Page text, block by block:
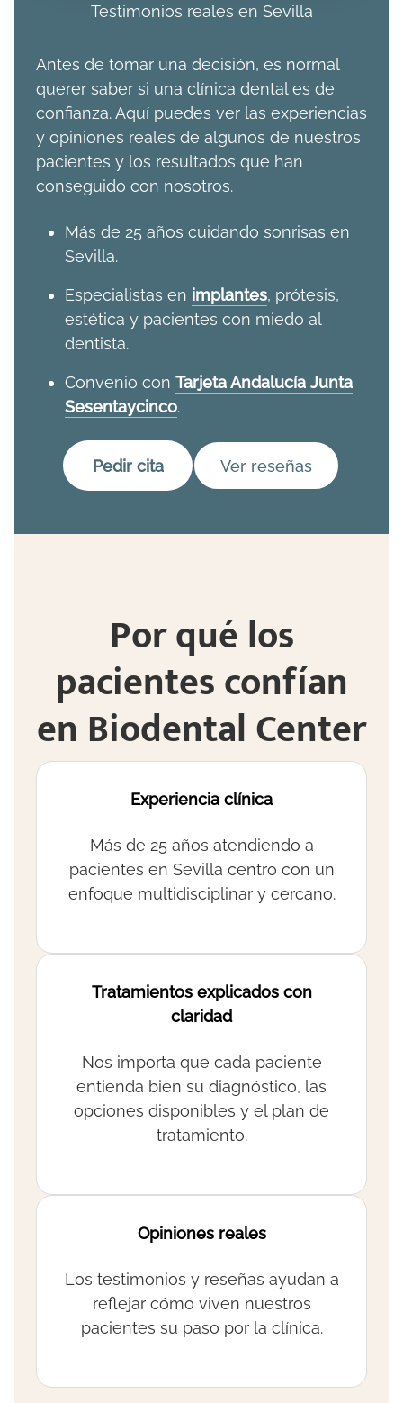
Testimonios reales en Sevilla
Antes de tomar una decisión, es normal
querer saber si una clínica dental es de
confianza. Aquí puedes ver las experiencias
y opiniones reales de algunos de nuestros
pacientes y los resultados que han
conseguido con nosotros.
Más de 25 años cuidando sonrisas en
Sevilla.
Especialistas en implantes, prótesis,
estética y pacientes con miedo al
dentista.
Convenio con Tarjeta Andalucía Junta
Sesentaycinco.
Pedir cita Ver reseñas
Por qué los
pacientes confían
en Biodental Center
Experiencia clínica
Más de 25 años atendiendo a
pacientes en Sevilla centro con un
enfoque multidisciplinar y cercano.
Tratamientos explicados con
claridad
Nos importa que cada paciente
entienda bien su diagnóstico, las
opciones disponibles y el plan de
tratamiento.
Opiniones reales
Los testimonios y reseñas ayudan a
reflejar cómo viven nuestros
pacientes su paso por la clínica.